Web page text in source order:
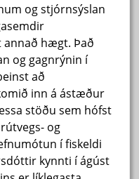
og stjórnsýslan
annað hægt. Það
og gagnrýnin í
að
inn á ástæður
stöðu sem hófst
og
í fiskeldi
kynnti í ágúst